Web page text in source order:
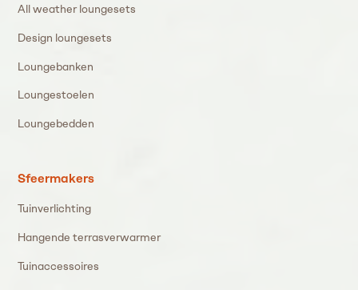
All weather loungesets
Design loungesets
Loungebanken
Loungestoelen
Loungebedden
Sfeermakers
Tuinverlichting
Hangende terrasverwarmer
Tuinaccessoires